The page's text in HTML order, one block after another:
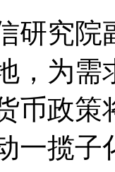
究院副
，为需
币政策
一揽子